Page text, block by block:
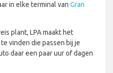
in elke terminal van Gran
plant, LPA maakt het
vinden die passen bij je
daar een paar uur of dagen